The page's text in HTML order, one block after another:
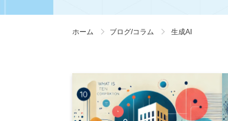
ホーム ブログ/コラム 生成AI